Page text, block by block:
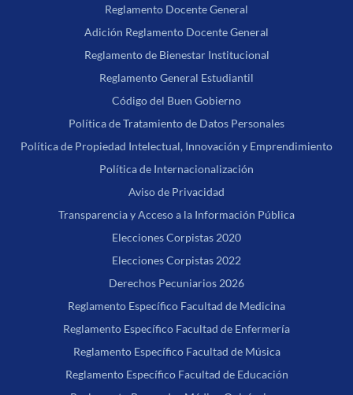
Reglamento Docente General
Adición Reglamento Docente General
Reglamento de Bienestar Institucional
Reglamento General Estudiantil
Código del Buen Gobierno
Política de Tratamiento de Datos Personales
Política de Propiedad Intelectual, Innovación y Emprendimiento
Política de Internacionalización
Aviso de Privacidad
Transparencia y Acceso a la Información Pública
Elecciones Corpistas 2020
Elecciones Corpistas 2022
Derechos Pecuniarios 2026
Reglamento Específico Facultad de Medicina
Reglamento Específico Facultad de Enfermería
Reglamento Específico Facultad de Música
Reglamento Específico Facultad de Educación